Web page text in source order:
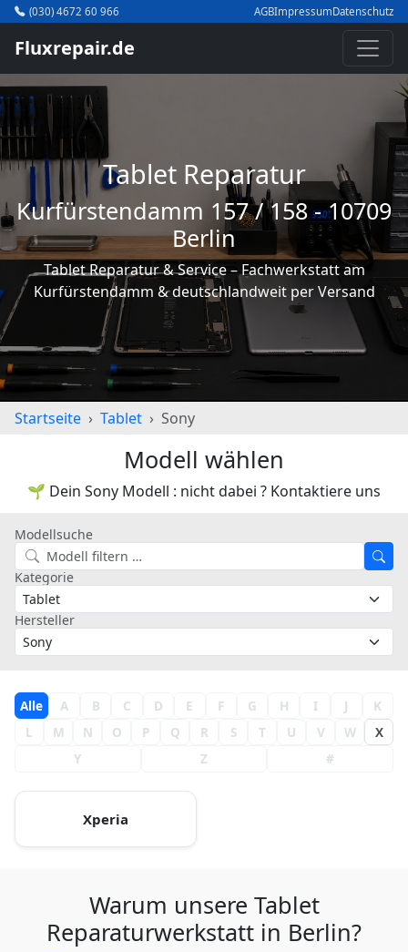
(030) 4672 60 966 AGBImpressumDatenschutz
Fluxrepair.de
Tablet Reparatur
Kurfürstendamm 157 / 158 - 10709
Berlin
Tablet Reparatur & Service – Fachwerkstatt am
Kurfürstendamm & deutschlandweit per Versand
Startseite Tablet Sony
Modell wählen
🌱 Dein Sony Modell : nicht dabei ? Kontaktiere uns
Modellsuche
Kategorie
Hersteller
Alle A B C D E F G H I J
K
L
M N O P Q R S T U V W
X
Y
Z #
Xperia
Warum unsere Tablet
Reparaturwerkstatt in Berlin?